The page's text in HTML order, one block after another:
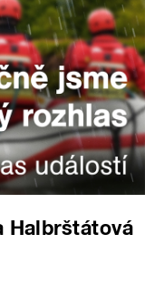
Halbrštátová